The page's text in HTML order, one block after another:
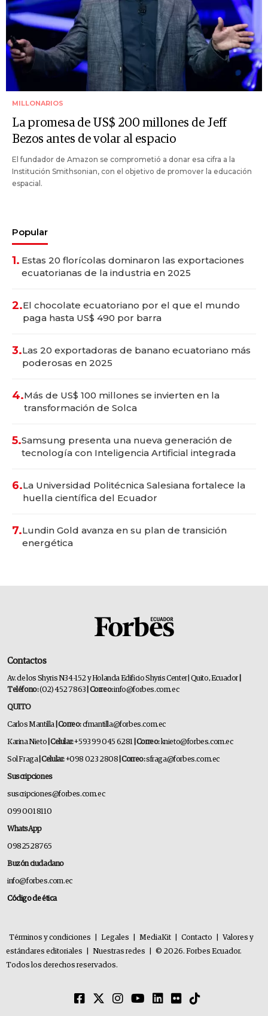
MILLONARIOS
La promesa de US$ 200 millones de Jeff
Bezos antes de volar al espacio
El fundador de Amazon se comprometió a donar esa cifra a la
Institución Smithsonian, con el objetivo de promover la educación
espacial.
Popular
1. Estas 20 florícolas dominaron las exportaciones
ecuatorianas de la industria en 2025
2.El chocolate ecuatoriano por el que el mundo
paga hasta US$ 490 por barra
3.Las 20 exportadoras de banano ecuatoriano más
poderosas en 2025
4.Más de US$ 100 millones se invierten en la
transformación de Solca
5.Samsung presenta una nueva generación de
tecnología con Inteligencia Artificial integrada
6.La Universidad Politécnica Salesiana fortalece la
huella científica del Ecuador
7.Lundin Gold avanza en su plan de transición
energética
Contactos
Av. de los Shyris N34-152 y Holanda Edificio Shyris Center | Quito, Ecuador
Teléfono:(02) 452 7863 | Correo:info@forbes.com.ec
QUITO
Carlos Mantilla | Correo:cfmantilla@forbes.com.ec
Karina Nieto | Celular:+593 99 045 6281 | Correo:knieto@forbes.com.ec
Sol Fraga| Celular:+098 023 2808 | Correo:sfraga@forbes.com.ec
Suscripciones
suscripciones@forbes.com.ec
099 001 8110
WhatsApp
0982528765
Buzón ciudadano
info@forbes.com.ec
Código de ética
Términos y condiciones Legales MediaKit Contacto
Valores y
estándares editoriales
Nuestras redes
© 2026. Forbes Ecuador.
Todos los derechos reservados.